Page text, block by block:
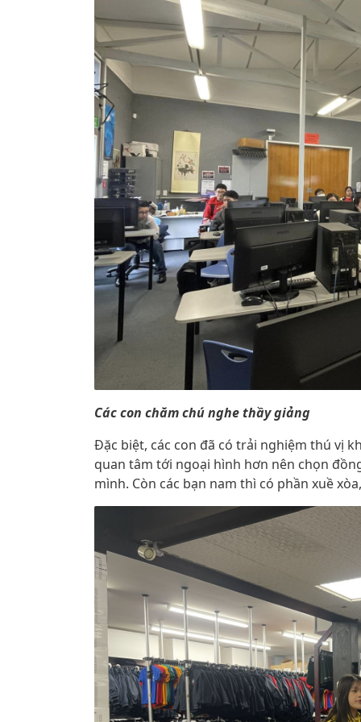
Các con chăm chú nghe thầy giảng
Đặc biệt, các con đã có trải nghiệm thú vị
quan tâm tới ngoại hình hơn nên chọn
mình. Còn các bạn nam thì có phần xuề